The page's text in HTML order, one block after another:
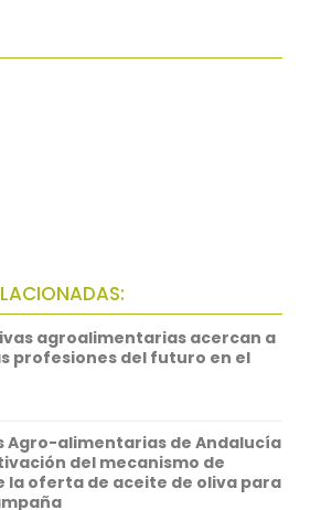
agroalimentarias acercan a
profesiones del futuro en el
Agro-alimentarias de Andalucía
del mecanismo de
la oferta de aceite de oliva para